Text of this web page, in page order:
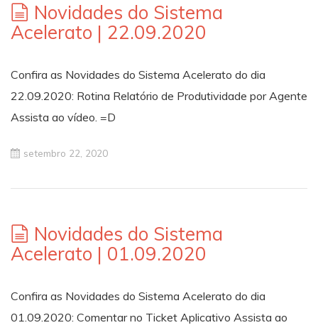
Novidades do Sistema
Acelerato | 22.09.2020
Confira as Novidades do Sistema Acelerato do dia
22.09.2020: Rotina Relatório de Produtividade por Agente
Assista ao vídeo. =D
setembro 22, 2020
Novidades do Sistema
Acelerato | 01.09.2020
Confira as Novidades do Sistema Acelerato do dia
01.09.2020: Comentar no Ticket Aplicativo Assista ao